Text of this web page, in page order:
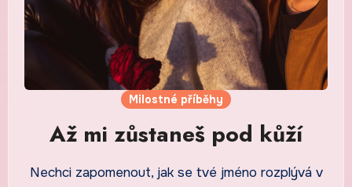
Milostné příběhy
Až mi zůstaneš pod kůží
Nechci zapomenout, jak se tvé jméno rozplývá v